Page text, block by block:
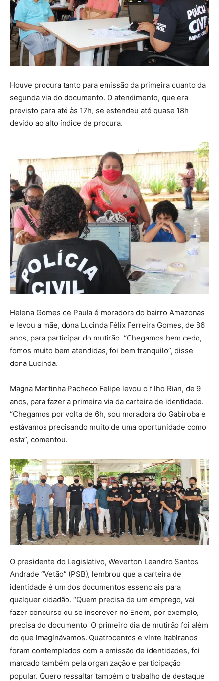
Houve procura tanto para emissão da primeira quanto da
segunda via do documento. O atendimento, que era
previsto para até às 17h, se estendeu até quase 18h
devido ao alto índice de procura.
Helena Gomes de Paula é moradora do bairro Amazonas
e levou a mãe, dona Lucinda Félix Ferreira Gomes, de 86
anos, para participar do mutirão. “Chegamos bem cedo,
fomos muito bem atendidas, foi bem tranquilo”, disse
dona Lucinda.
Magna Martinha Pacheco Felipe levou o filho Rian, de 9
anos, para fazer a primeira via da carteira de identidade.
“Chegamos por volta de 6h, sou moradora do Gabiroba e
estávamos precisando muito de uma oportunidade como
esta”, comentou.
O presidente do Legislativo, Weverton Leandro Santos
Andrade “Vetão” (PSB), lembrou que a carteira de
identidade é um dos documentos essenciais para
qualquer cidadão. “Quem precisa de um emprego, vai
fazer concurso ou se inscrever no Enem, por exemplo,
precisa do documento. O primeiro dia de mutirão foi além
do que imaginávamos. Quatrocentos e vinte itabiranos
foram contemplados com a emissão de identidades, foi
marcado também pela organização e participação
popular. Quero ressaltar também o trabalho de destaque